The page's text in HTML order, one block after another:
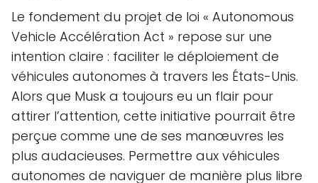
Le fondement du projet de loi « Autonomous
Vehicle Accélération Act » repose sur une
intention claire : faciliter le déploiement de
véhicules autonomes à travers les États-Unis.
Alors que Musk a toujours eu un flair pour
attirer l’attention, cette initiative pourrait être
perçue comme une de ses manœuvres les
plus audacieuses. Permettre aux véhicules
autonomes de naviguer de manière plus libre